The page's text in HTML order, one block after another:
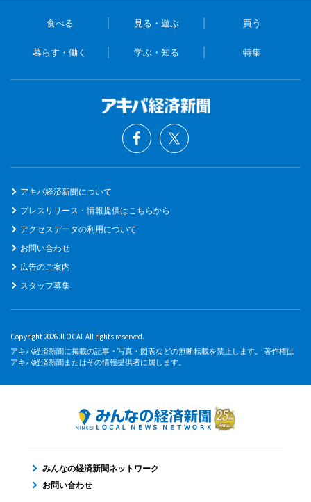
食べる 見る・遊ぶ 買う
暮らす・働く 学ぶ・知る 特集
アキバ経済新聞について
プレスリリース・情報提供はこちらから
アクセスデータの利用について
お問い合わせ
広告のご案内
スタッフ募集
Copyright 2026 JLOCAL All rights reserved.
アキバ経済新聞に掲載の記事・写真・図表などの無断転載を禁止します。 著作権は
アキバ経済新聞またはその情報提供者に属します。
みんなの経済新聞ネットワーク
お問い合わせ